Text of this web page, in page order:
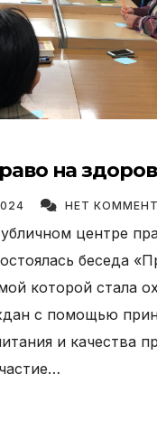
на
НЕТ
центре
беседа
которой стала
с помощью
и качества